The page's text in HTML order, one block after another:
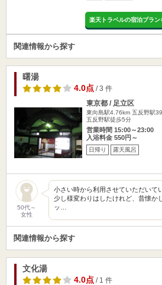
楽天トラベルの宿泊プラン
関連情報から探す
曙湯
4.0点/ 3 件
東京都 / 足立区
東向島駅4.76km 五反野駅
五反野駅徒歩5分
営業時間 15:00～23:00
入浴料金 550円～
日帰り 露天風呂
50代～
女性
小さい時から利用させていただいて
少し様変わりはしたけれど、昔懐か
ッ…
関連情報から探す
文化湯
4.0点/ 1 件